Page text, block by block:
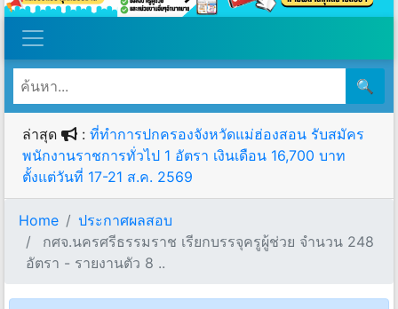
🔍
ล่าสุด : ที่ทำการปกครองจังหวัดแม่ฮ่องสอน รับสมัคร
พนักงานราชการทั่วไป 1 อัตรา เงินเดือน 16,700 บาท
ตั้งแต่วันที่ 17-21 ส.ค. 2569
Home
ประกาศผลสอบ
กศจ.นครศรีธรรมราช เรียกบรรจุครูผู้ช่วย จำนวน 248
อัตรา - รายงานตัว 8 ..